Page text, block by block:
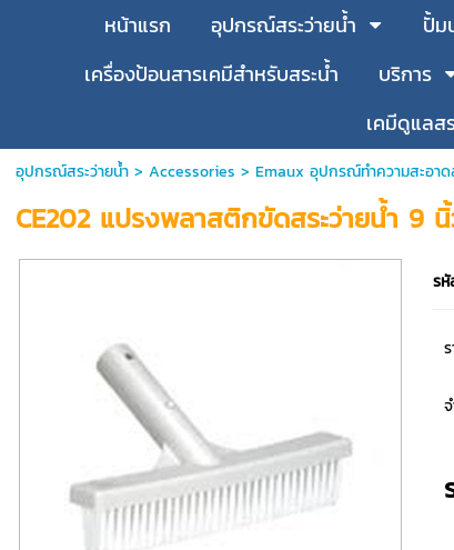
หน้าแรก อุปกรณ์สระว่ายน้ำ ปั้ม
เครื่องป้อนสารเคมีสำหรับสระน้ำ
บริการ
เคมีดูแลส
อุปกรณ์สระว่ายน้ำ> Accessories > Emaux อุปกรณ์ทำความสะอาด
CE202 แปรงพลาสติกขัดสระว่ายน้ำ 9
ร